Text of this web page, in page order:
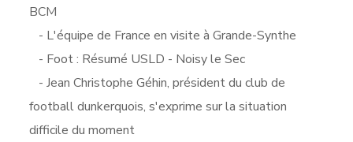
BCM
- L'équipe de France en visite à Grande-Synthe
- Foot : Résumé USLD - Noisy le Sec
- Jean Christophe Géhin, président du club de
football dunkerquois, s'exprime sur la situation
difficile du moment